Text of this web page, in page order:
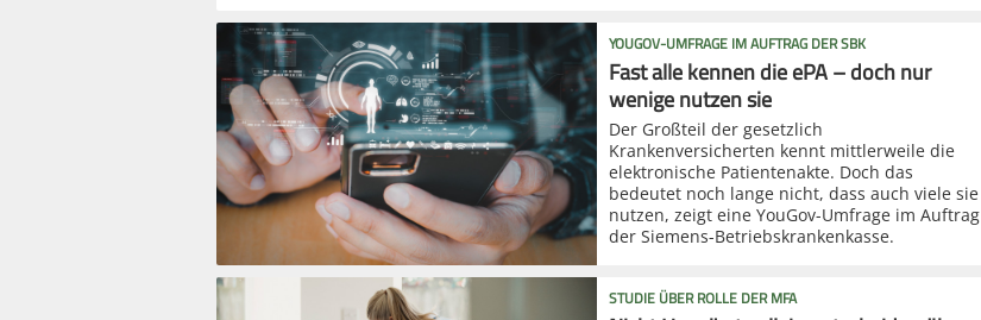
YOUGOV-UMFRAGE IM AUFTRAG DER SBK
Fast alle kennen die ePA – doch nur
wenige nutzen sie
Der Großteil der gesetzlich
Krankenversicherten kennt mittlerweile die
elektronische Patientenakte. Doch das
bedeutet noch lange nicht, dass auch viele sie
nutzen, zeigt eine YouGov-Umfrage im Auftrag
der Siemens-Betriebskrankenkasse.
STUDIE ÜBER ROLLE DER MFA